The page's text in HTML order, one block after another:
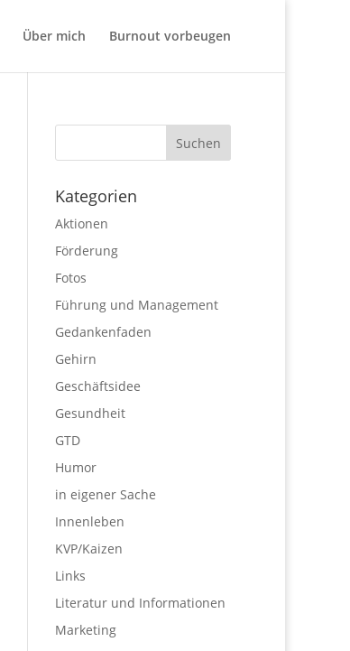
Über mich Burnout vorbeugen
Kategorien
Aktionen
Förderung
Fotos
Führung und Management
Gedankenfaden
Gehirn
Geschäftsidee
Gesundheit
GTD
Humor
in eigener Sache
Innenleben
KVP/Kaizen
Links
Literatur und Informationen
Marketing